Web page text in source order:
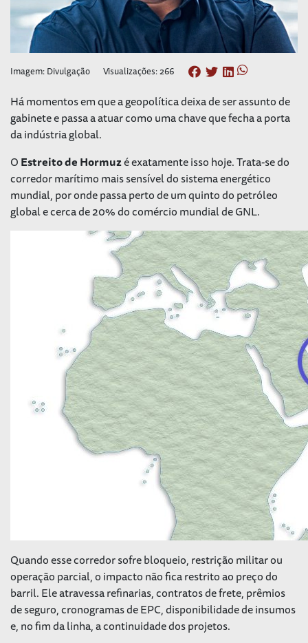
Imagem: Divulgação Visualizações: 266
Há momentos em que a geopolítica deixa de ser assunto de
gabinete e passa a atuar como uma chave que fecha a porta
da indústria global.
OEstreito de Hormuzé exatamente isso hoje. Trata-se do
corredor marítimo mais sensível do sistema energético
mundial, por onde passa perto de um quinto do petróleo
global e cerca de 20% do comércio mundial de GNL.
Quando esse corredor sofre bloqueio, restrição militar ou
operação parcial, o impacto não fica restrito ao preço do
barril. Ele atravessa refinarias, contratos de frete, prêmios
de seguro, cronogramas de EPC, disponibilidade de insumos
e, no fim da linha, a continuidade dos projetos.